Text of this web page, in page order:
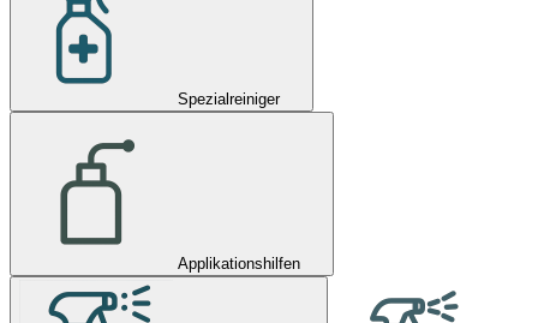
Spezialreiniger
Applikationshilfen